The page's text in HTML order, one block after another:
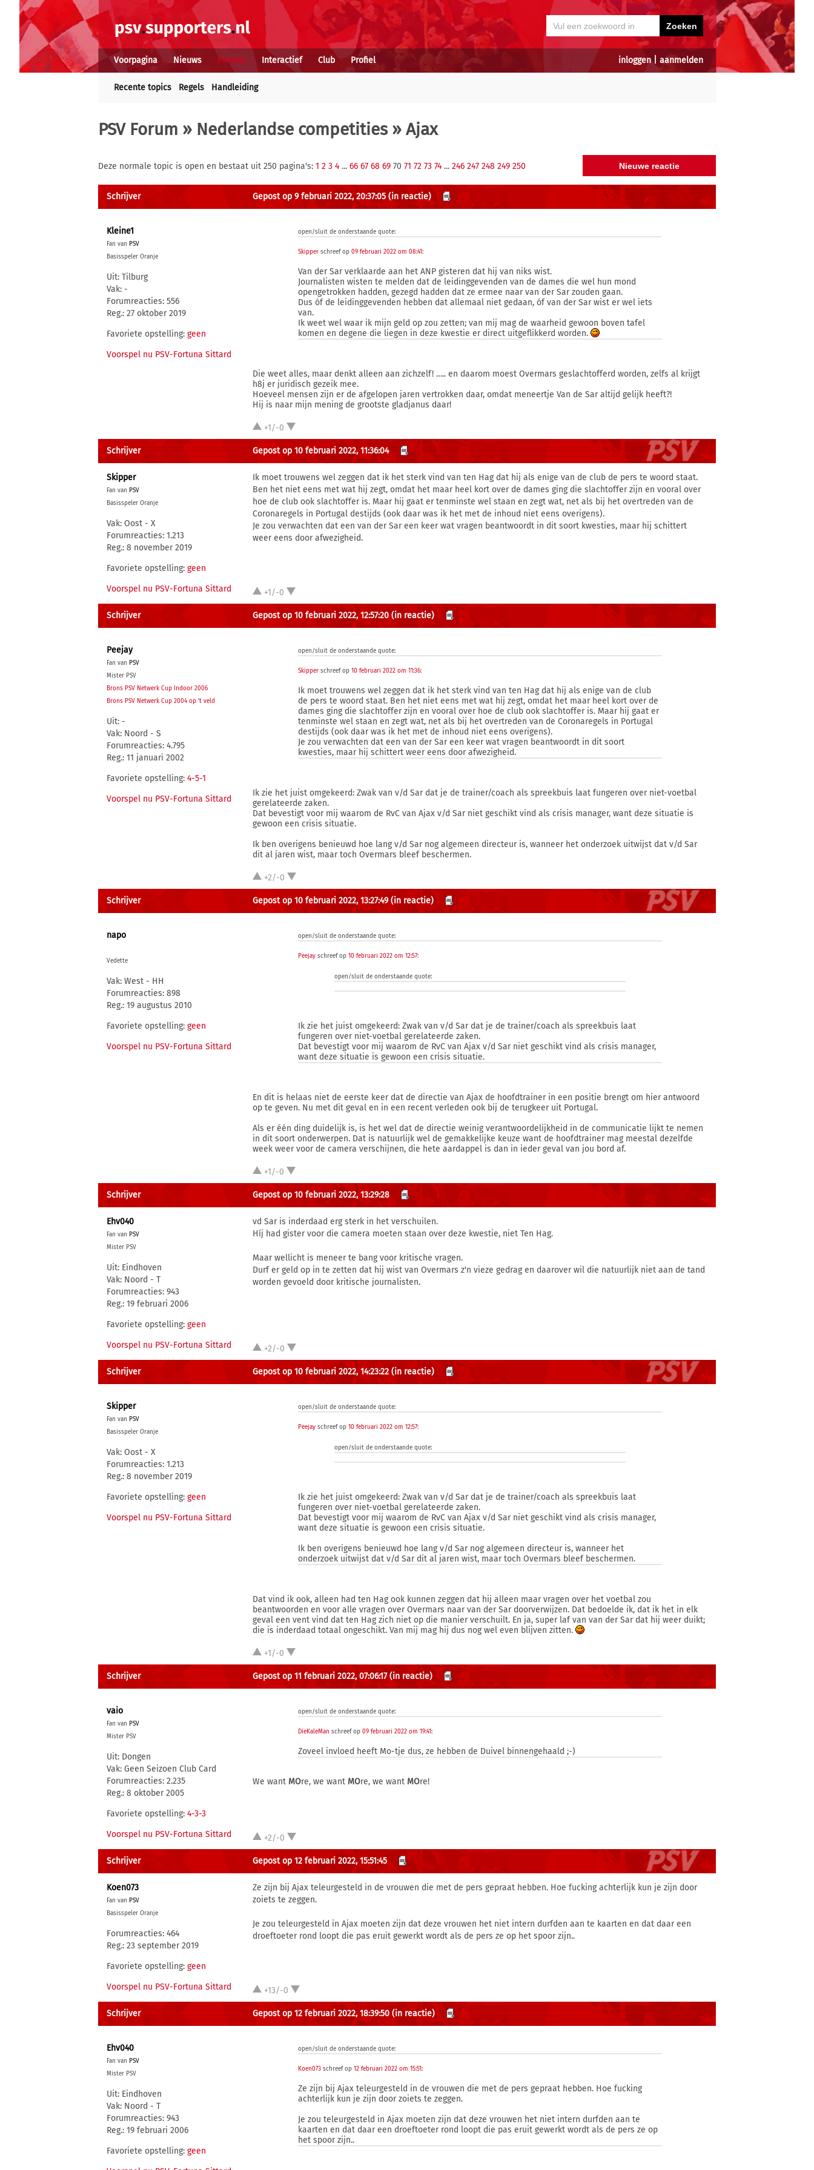
inloggen| aanmelden
Voorpagina Nieuws Forums Interactief Club Profiel
Recente topics Regels Handleiding
PSV Forum » Nederlandse competities» Ajax
Deze normale topic is open en bestaat uit 250 pagina's: 1 2 3 4 ... 66 67 68 69 70 71 72 73 74 ... 246 247 248 249 250
Schrijver Gepost op 9 februari 2022, 20:37:05 (in reactie)
Kleine1
Fan van PSV
Basisspeler Oranje
Uit: Tilburg
Vak: -
Forumreacties: 556
Reg.: 27 oktober 2019
Favoriete opstelling: geen
Voorspel nu PSV-Fortuna Sittard
open/sluit de onderstaande quote:
Skipper schreef op09 februari 2022 om 08:41:
Van der Sar verklaarde aan het ANP gisteren dat hij van niks wist.
Journalisten wisten te melden dat de leidinggevenden van de dames die wel hun mond
opengetrokken hadden, gezegd hadden dat ze ermee naar van der Sar zouden gaan.
Dus óf de leidinggevenden hebben dat allemaal niet gedaan, óf van der Sar wist er wel iets
van.
Ik weet wel waar ik mijn geld op zou zetten; van mij mag de waarheid gewoon boven tafel
komen en degene die liegen in deze kwestie er direct uitgeflikkerd worden.
Die weet alles, maar denkt alleen aan zichzelf! ….. en daarom moest Overmars geslachtofferd worden, zelfs al krijgt
h8j er juridisch gezeik mee.
Hoeveel mensen zijn er de afgelopen jaren vertrokken daar, omdat meneertje Van de Sar altijd gelijk heeft?!
Hij is naar mijn mening de grootste gladjanus daar!
+1/-0
Schrijver Gepost op 10 februari 2022, 11:36:04
Skipper
Fan van PSV
Basisspeler Oranje
Vak: Oost - X
Forumreacties: 1.213
Reg.: 8 november 2019
Favoriete opstelling: geen
Voorspel nu PSV-Fortuna Sittard
Ik moet trouwens wel zeggen dat ik het sterk vind van ten Hag dat hij als enige van de club de pers te woord staat.
Ben het niet eens met wat hij zegt, omdat het maar heel kort over de dames ging die slachtoffer zijn en vooral over
hoe de club ook slachtoffer is. Maar hij gaat er tenminste wel staan en zegt wat, net als bij het overtreden van de
Coronaregels in Portugal destijds (ook daar was ik het met de inhoud niet eens overigens).
Je zou verwachten dat een van der Sar een keer wat vragen beantwoordt in dit soort kwesties, maar hij schittert
weer eens door afwezigheid.
+1/-0
Schrijver Gepost op 10 februari 2022, 12:57:20 (in reactie)
Peejay
Fan van PSV
Mister PSV
Brons PSV Netwerk Cup Indoor 2006
Brons PSV Netwerk Cup 2004 op 't veld
Uit: -
Vak: Noord - S
Forumreacties: 4.795
Reg.: 11 januari 2002
Favoriete opstelling: 4-5-1
Voorspel nu PSV-Fortuna Sittard
open/sluit de onderstaande quote:
Skipper schreef op10 februari 2022 om 11:36:
Ik moet trouwens wel zeggen dat ik het sterk vind van ten Hag dat hij als enige van de club
de pers te woord staat. Ben het niet eens met wat hij zegt, omdat het maar heel kort over de
dames ging die slachtoffer zijn en vooral over hoe de club ook slachtoffer is. Maar hij gaat er
tenminste wel staan en zegt wat, net als bij het overtreden van de Coronaregels in Portugal
destijds (ook daar was ik het met de inhoud niet eens overigens).
Je zou verwachten dat een van der Sar een keer wat vragen beantwoordt in dit soort
kwesties, maar hij schittert weer eens door afwezigheid.
Ik zie het juist omgekeerd: Zwak van v/d Sar dat je de trainer/coach als spreekbuis laat fungeren over niet-voetbal
gerelateerde zaken.
Dat bevestigt voor mij waarom de RvC van Ajax v/d Sar niet geschikt vind als crisis manager, want deze situatie is
gewoon een crisis situatie.
Ik ben overigens benieuwd hoe lang v/d Sar nog algemeen directeur is, wanneer het onderzoek uitwijst dat v/d Sar
dit al jaren wist, maar toch Overmars bleef beschermen.
+2/-0
Schrijver Gepost op 10 februari 2022, 13:27:49 (in reactie)
napo
Vedette
Vak: West - HH
Forumreacties: 898
Reg.: 19 augustus 2010
Favoriete opstelling: geen
Voorspel nu PSV-Fortuna Sittard
open/sluit de onderstaande quote:
Peejay schreef op10 februari 2022 om 12:57:
open/sluit de onderstaande quote:
Ik zie het juist omgekeerd: Zwak van v/d Sar dat je de trainer/coach als spreekbuis laat
fungeren over niet-voetbal gerelateerde zaken.
Dat bevestigt voor mij waarom de RvC van Ajax v/d Sar niet geschikt vind als crisis manager,
want deze situatie is gewoon een crisis situatie.
En dit is helaas niet de eerste keer dat de directie van Ajax de hoofdtrainer in een positie brengt om hier antwoord
op te geven. Nu met dit geval en in een recent verleden ook bij de terugkeer uit Portugal.
Als er één ding duidelijk is, is het wel dat de directie weinig verantwoordelijkheid in de communicatie lijkt te nemen
in dit soort onderwerpen. Dat is natuurlijk wel de gemakkelijke keuze want de hoofdtrainer mag meestal dezelfde
week weer voor de camera verschijnen, die hete aardappel is dan in ieder geval van jou bord af.
+1/-0
Schrijver Gepost op 10 februari 2022, 13:29:28
Ehv040
Fan van PSV
Mister PSV
Uit: Eindhoven
Vak: Noord - T
Forumreacties: 943
Reg.: 19 februari 2006
Favoriete opstelling: geen
Voorspel nu PSV-Fortuna Sittard
vd Sar is inderdaad erg sterk in het verschuilen.
Híj had gister voor die camera moeten staan over deze kwestie, niet Ten Hag.
Maar wellicht is meneer te bang voor kritische vragen.
Durf er geld op in te zetten dat hij wist van Overmars z'n vieze gedrag en daarover wil die natuurlijk niet aan de tand
worden gevoeld door kritische journalisten.
+2/-0
Schrijver Gepost op 10 februari 2022, 14:23:22 (in reactie)
Skipper
Fan van PSV
Basisspeler Oranje
Vak: Oost - X
Forumreacties: 1.213
Reg.: 8 november 2019
Favoriete opstelling: geen
Voorspel nu PSV-Fortuna Sittard
open/sluit de onderstaande quote:
Peejay schreef op10 februari 2022 om 12:57:
open/sluit de onderstaande quote:
Ik zie het juist omgekeerd: Zwak van v/d Sar dat je de trainer/coach als spreekbuis laat
fungeren over niet-voetbal gerelateerde zaken.
Dat bevestigt voor mij waarom de RvC van Ajax v/d Sar niet geschikt vind als crisis manager,
want deze situatie is gewoon een crisis situatie.
Ik ben overigens benieuwd hoe lang v/d Sar nog algemeen directeur is, wanneer het
onderzoek uitwijst dat v/d Sar dit al jaren wist, maar toch Overmars bleef beschermen.
Dat vind ik ook, alleen had ten Hag ook kunnen zeggen dat hij alleen maar vragen over het voetbal zou
beantwoorden en voor alle vragen over Overmars naar van der Sar doorverwijzen. Dat bedoelde ik, dat ik het in elk
geval een vent vind dat ten Hag zich niet op die manier verschuilt. En ja, super laf van van der Sar dat hij weer duikt;
die is inderdaad totaal ongeschikt. Van mij mag hij dus nog wel even blijven zitten.
+1/-0
Schrijver Gepost op 11 februari 2022, 07:06:17 (in reactie)
vaio
Fan van PSV
Mister PSV
Uit: Dongen
Vak: Geen Seizoen Club Card
Forumreacties: 2.235
Reg.: 8 oktober 2005
Favoriete opstelling: 4-3-3
Voorspel nu PSV-Fortuna Sittard
open/sluit de onderstaande quote:
DieKaleMan schreef op09 februari 2022 om 19:41:
Zoveel invloed heeft Mo-tje dus, ze hebben de Duivel binnengehaald ;-)
We want MOre, we want MOre, we want MOre!
+2/-0
Schrijver Gepost op 12 februari 2022, 15:51:45
Koen073
Fan van PSV
Basisspeler Oranje
Forumreacties: 464
Reg.: 23 september 2019
Favoriete opstelling: geen
Voorspel nu PSV-Fortuna Sittard
Ze zijn bij Ajax teleurgesteld in de vrouwen die met de pers gepraat hebben. Hoe fucking achterlijk kun je zijn door
zoiets te zeggen.
Je zou teleurgesteld in Ajax moeten zijn dat deze vrouwen het niet intern durfden aan te kaarten en dat daar een
droeftoeter rond loopt die pas eruit gewerkt wordt als de pers ze op het spoor zijn..
+13/-0
Schrijver Gepost op 12 februari 2022, 18:39:50 (in reactie)
Ehv040
Fan van PSV
Mister PSV
Uit: Eindhoven
Vak: Noord - T
Forumreacties: 943
Reg.: 19 februari 2006
Favoriete opstelling: geen
open/sluit de onderstaande quote:
Koen073 schreef op12 februari 2022 om 15:51:
Ze zijn bij Ajax teleurgesteld in de vrouwen die met de pers gepraat hebben. Hoe fucking
achterlijk kun je zijn door zoiets te zeggen.
Je zou teleurgesteld in Ajax moeten zijn dat deze vrouwen het niet intern durfden aan te
kaarten en dat daar een droeftoeter rond loopt die pas eruit gewerkt wordt als de pers ze op
het spoor zijn..